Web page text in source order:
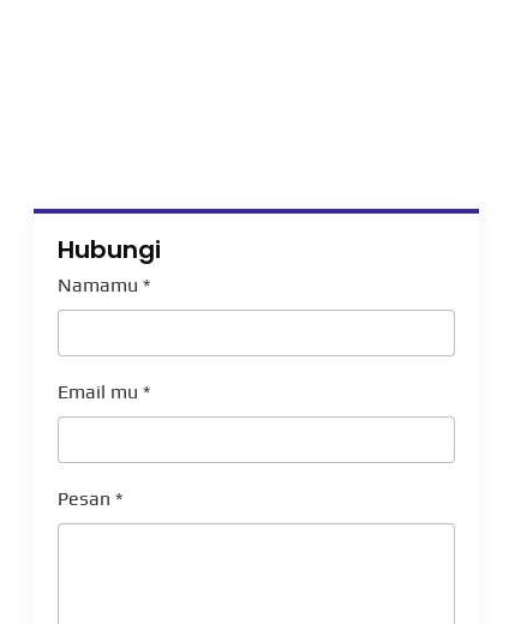
Hubungi
Namamu *
Email mu *
Pesan *